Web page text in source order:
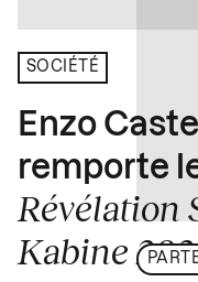
SOCIÉTÉ
Enzo
remporte
Révélation
Kabine